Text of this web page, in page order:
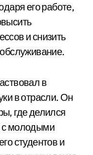
его работе,
и снизить
в
в отрасли. Он
где делился
с молодыми
студентов и